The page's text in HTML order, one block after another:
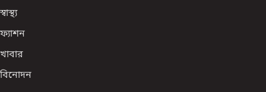
স্বাস্থ্য
ফ্যাশন
খাবার
বিনোদন